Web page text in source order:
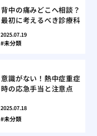
背中の痛みどこへ相談？
最初に考えるべき診療科
2025.07.19
未分類
意識がない！熱中症重症
時の応急手当と注意点
2025.07.18
未分類